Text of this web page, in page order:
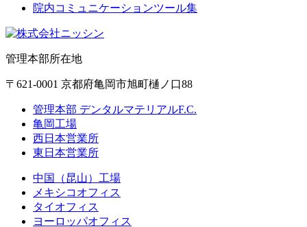
院内コミュニケーションツール集
管理本部所在地
〒621-0001 京都府亀岡市旭町樋ノ口88
管理本部 デンタルマテリアルF.C.
亀岡工場
西日本営業所
東日本営業所
中国（昆山）工場
メキシコオフィス
タイオフィス
ヨーロッパオフィス